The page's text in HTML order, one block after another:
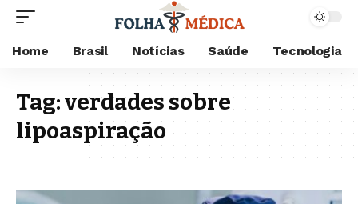
Home Brasil Notícias Saúde Tecnologia
Tag:verdades sobre
lipoaspiração